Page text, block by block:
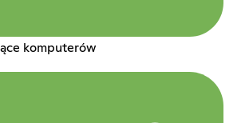
komputerów